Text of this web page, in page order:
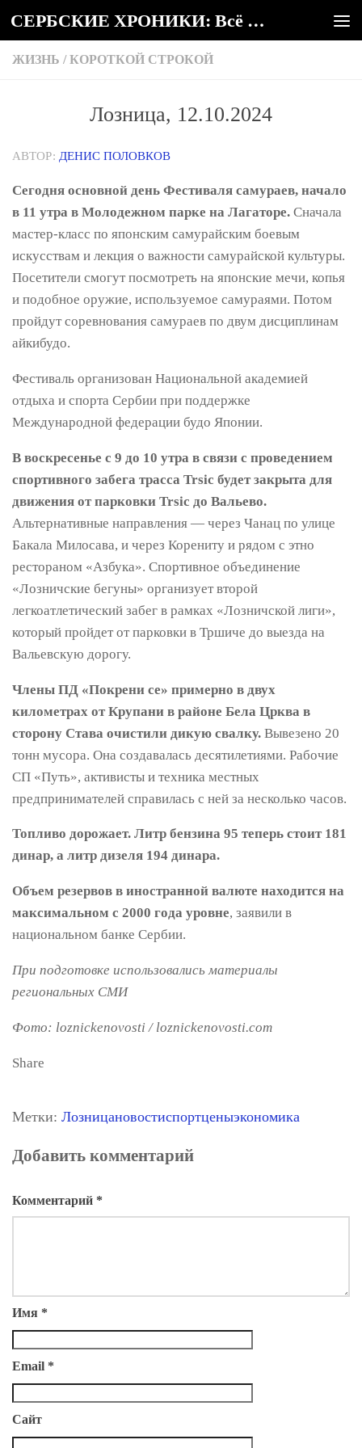
Под записью СЕРБСКИЕ ХРОНИКИ: Всё о Сербии
ЖИЗНЬ / КОРОТКОЙ СТРОКОЙ
Лозница, 12.10.2024
АВТОР: ДЕНИС ПОЛОВКОВ
Сегодня основной день Фестиваля самураев, начало
в 11 утра в Молодежном парке на Лагаторе. Сначала
мастер-класс по японским самурайским боевым
искусствам и лекция о важности самурайской культуры.
Посетители смогут посмотреть на японские мечи, копья
и подобное оружие, используемое самураями. Потом
пройдут соревнования самураев по двум дисциплинам
айкибудо.
Фестиваль организован Национальной академией
отдыха и спорта Сербии при поддержке
Международной федерации будо Японии.
В воскресенье с 9 до 10 утра в связи с проведением
спортивного забега трасса Trsic будет закрыта для
движения от парковки Trsic до Вальево.
Альтернативные направления — через Чанац по улице
Бакала Милосава, и через Корениту и рядом с этно
рестораном «Азбука». Спортивное объединение
«Лозничские бегуны» организует второй
легкоатлетический забег в рамках «Лозничской лиги»,
который пройдет от парковки в Тршиче до выезда на
Вальевскую дорогу.
Члены ПД «Покрени се» примерно в двух
километрах от Крупани в районе Бела Црква в
сторону Става очистили дикую свалку. Вывезено 20
тонн мусора. Она создавалась десятилетиями. Рабочие
СП «Путь», активисты и техника местных
предпринимателей справилась с ней за несколько часов.
Топливо дорожает. Литр бензина 95 теперь стоит 181
динар, а литр дизеля 194 динара.
Объем резервов в иностранной валюте находится на
максимальном с 2000 года уровне, заявили в
национальном банке Сербии.
При подготовке использовались материалы
региональных СМИ
Фото: loznickenovosti / loznickenovosti.com
Share
Метки: Лозницановостиспортценыэкономика
Добавить комментарий
Комментарий *
Имя *
Email *
Сайт